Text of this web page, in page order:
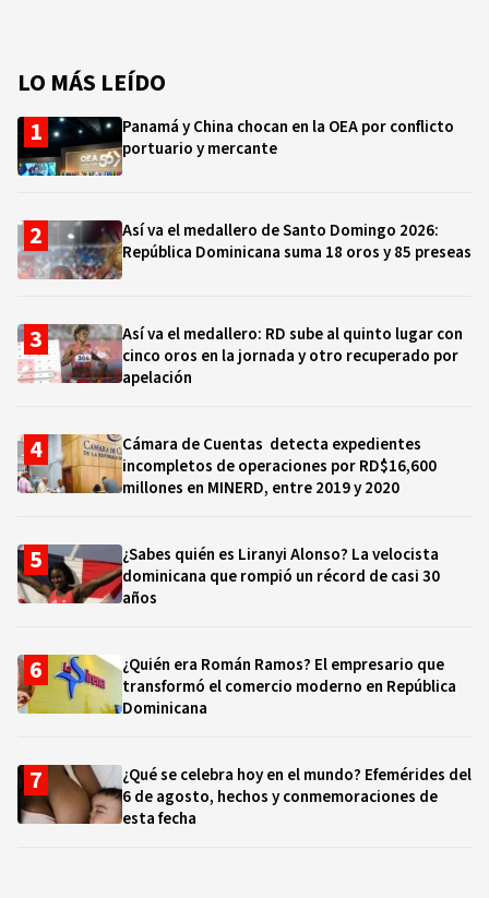
LO MÁS LEÍDO
Panamá y China chocan en la OEA por conflicto
portuario y mercante
Así va el medallero de Santo Domingo 2026:
República Dominicana suma 18 oros y 85 preseas
Así va el medallero: RD sube al quinto lugar con
cinco oros en la jornada y otro recuperado por
apelación
Cámara de Cuentas detecta expedientes
incompletos de operaciones por RD$16,600
millones en MINERD, entre 2019 y 2020
¿Sabes quién es Liranyi Alonso? La velocista
dominicana que rompió un récord de casi 30
años
¿Quién era Román Ramos? El empresario que
transformó el comercio moderno en República
Dominicana
¿Qué se celebra hoy en el mundo? Efemérides del
6 de agosto, hechos y conmemoraciones de
esta fecha